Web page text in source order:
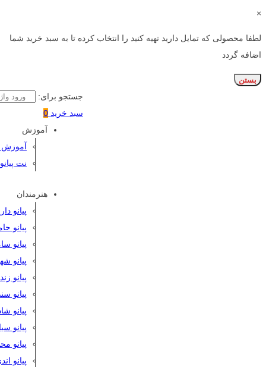
×
لطفا محصولی که تمایل دارید تهیه کنید را انتخاب کرده تا به سبد خرید شما
اضافه گردد
بستن
جستجو برای:
سبد خرید 0
آموزش
آموزش
نت پیانو
هنرمندان
پیانو
پیانو
پیانو
پیانو
پیانو
پیانو
پیانو
پیانو
پیانو
پیانو